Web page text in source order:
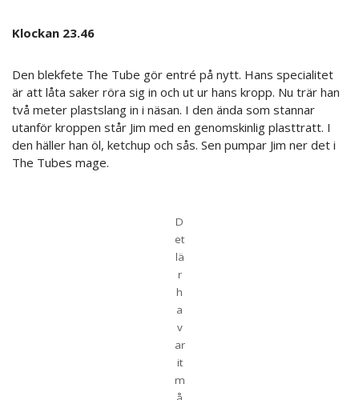
Klockan 23.46
Den blekfete The Tube gör entré på nytt. Hans specialitet
är att låta saker röra sig in och ut ur hans kropp. Nu trär han
två meter plastslang in i näsan. I den ända som stannar
utanför kroppen står Jim med en genomskinlig plasttratt. I
den häller han öl, ketchup och sås. Sen pumpar Jim ner det i
The Tubes mage.
D
et
lä
r
h
a
v
ar
it
m